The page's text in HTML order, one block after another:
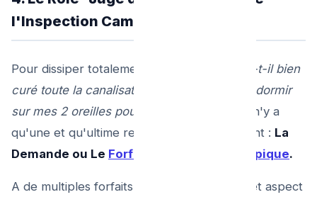
l'Inspection Caméra !
Pour dissiper totalement le stress de :
"M'a-t-il bien
curé toute la canalisation et ce que je peux dormir
sur mes 2 oreilles pour une décennie !"
.. Il n'y a
qu'une et qu'ultime requête exigible du client : La
Demande ou Le Forfait Caméra endoscopique.
A de multiples forfaits de curages lourds, cet aspect